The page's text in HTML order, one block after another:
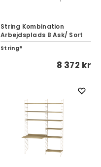
String Kombination
Arbejdsplads B Ask/ Sort
String®
8 372 kr